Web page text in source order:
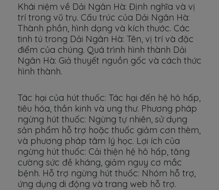
Khái niệm về Dải Ngân Hà: Định nghĩa và vị
trí trong vũ trụ. Cấu trúc của Dải Ngân Hà:
Thành phần, hình dạng và kích thước. Các
tinh tú trong Dải Ngân Hà: Tên, vị trí và đặc
điểm của chúng. Quá trình hình thành Dải
Ngân Hà: Giả thuyết nguồn gốc và cách thức
hình thành.
Tác hại của hút thuốc: Tác hại đến hệ hô hấp,
tiêu hóa, thần kinh và ung thư. Phương pháp
ngừng hút thuốc: Ngừng tự nhiên, sử dụng
sản phẩm hỗ trợ hoặc thuốc giảm cơn thèm,
và phương pháp tâm lý học. Lợi ích của
ngừng hút thuốc: Cải thiện hệ hô hấp, tăng
cường sức đề kháng, giảm nguy cơ mắc
bệnh. Hỗ trợ ngừng hút thuốc: Nhóm hỗ trợ,
ứng dụng di động và trang web hỗ trợ.